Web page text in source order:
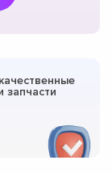
запчасти